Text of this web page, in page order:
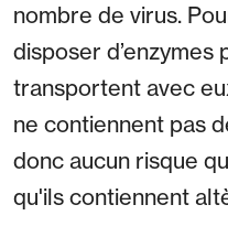
nombre de virus.
disposer d’enzymes
transportent avec
ne contiennent pas
donc aucun risque
qu'ils contiennent